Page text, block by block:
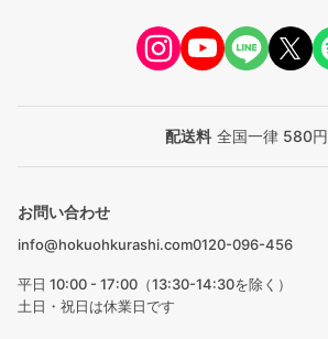
配送料 全国一律 580円
お問い合わせ
info@hokuohkurashi.com0120-096-456
平日 10:00 - 17:00（13:30-14:30を除く）
土日・祝日は休業日です